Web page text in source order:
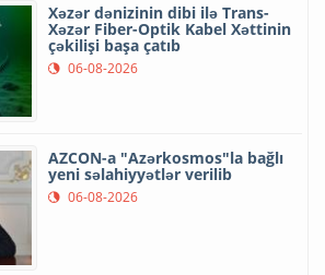
Xəzər dənizinin dibi ilə Trans-
Xəzər Fiber-Optik Kabel Xəttinin
çəkilişi başa çatıb
06-08-2026
AZCON-a "Azərkosmos"la bağlı
yeni səlahiyyətlər verilib
06-08-2026